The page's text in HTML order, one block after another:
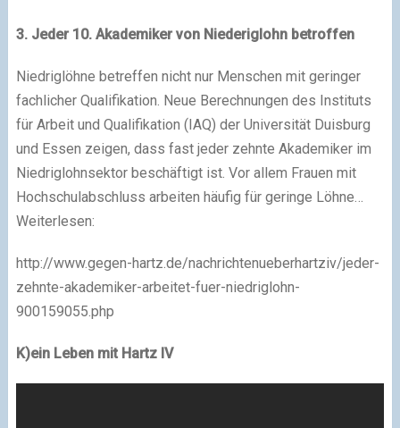
3. Jeder 10. Akademiker von Niederiglohn betroffen
Niedriglöhne betreffen nicht nur Menschen mit geringer
fachlicher Qualifikation. Neue Berechnungen des Instituts
für Arbeit und Qualifikation (IAQ) der Universität Duisburg
und Essen zeigen, dass fast jeder zehnte Akademiker im
Niedriglohnsektor beschäftigt ist. Vor allem Frauen mit
Hochschulabschluss arbeiten häufig für geringe Löhne…
Weiterlesen:
http://www.gegen-hartz.de/nachrichtenueberhartziv/jeder-
zehnte-akademiker-arbeitet-fuer-niedriglohn-
900159055.php
K)ein Leben mit Hartz IV